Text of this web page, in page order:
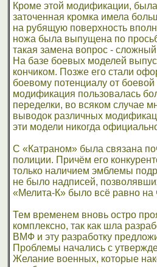
Кроме этой модификации,
заточенная кромка имела
на рубящую поверхность
ножа была выпущена по
такая замена вопрос -
На базе боевых моделей
кончиком. Позже его стали
боевому потенциалу от
модификация пользовалась
переделки, во всяком случае
выводок различных
эти модели никогда
С «Катраном» была связана
полиции. Причём его
только наличием эмблемы
не было надписей,
«Мелита-К» было всё равно на
Тем временем вновь остро
комплексно, так как шла
ВМФ и эту разработку
Проблемы начались с
Желание военных, которые